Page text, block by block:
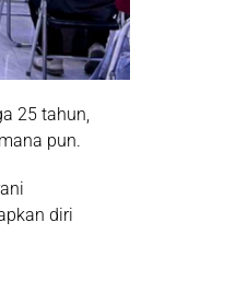
25 tahun,
pun.
diri